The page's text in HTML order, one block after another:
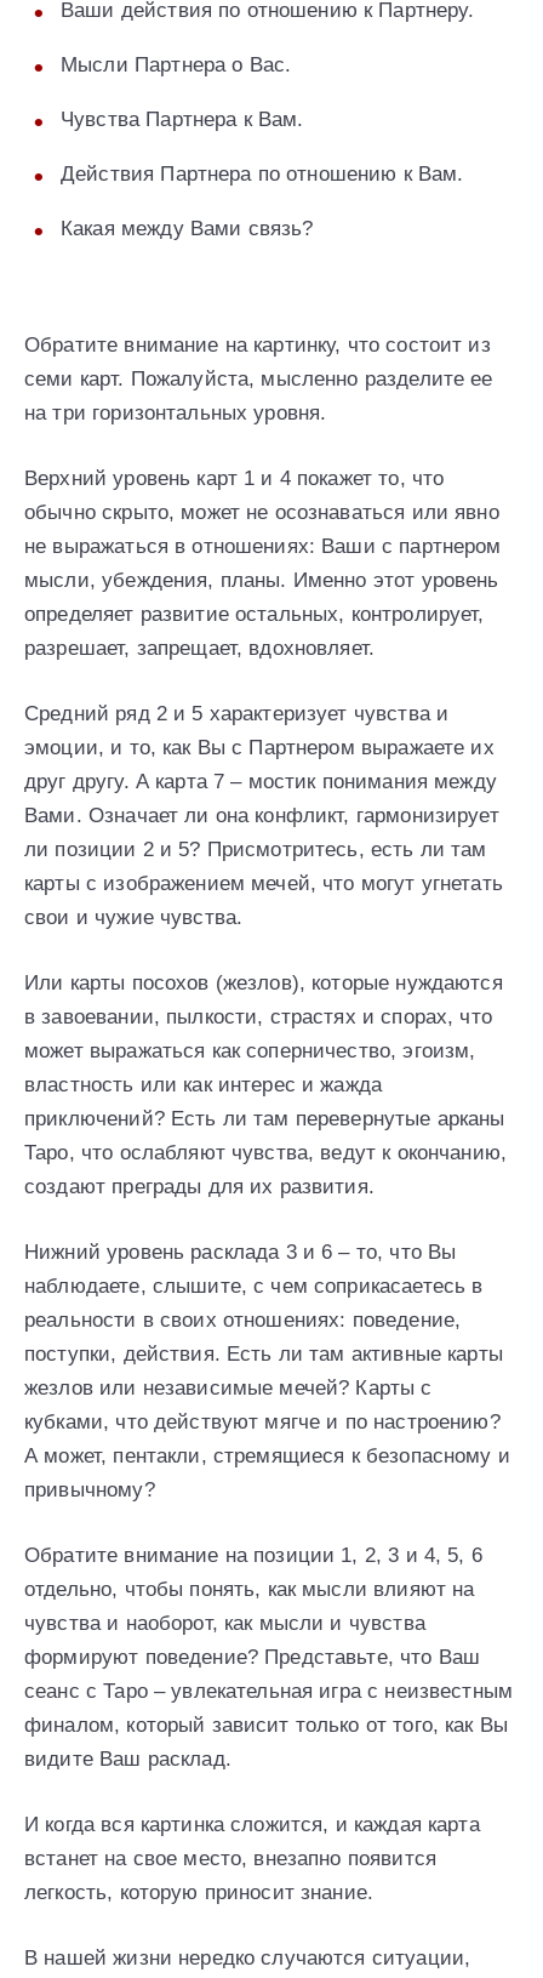
Ваши действия по отношению к Партнеру.
Мысли Партнера о Вас.
Чувства Партнера к Вам.
Действия Партнера по отношению к Вам.
Какая между Вами связь?
Обратите внимание на картинку, что состоит из
семи карт. Пожалуйста, мысленно разделите ее
на три горизонтальных уровня.
Верхний уровень карт 1 и 4 покажет то, что
обычно скрыто, может не осознаваться или явно
не выражаться в отношениях: Ваши с партнером
мысли, убеждения, планы. Именно этот уровень
определяет развитие остальных, контролирует,
разрешает, запрещает, вдохновляет.
Средний ряд 2 и 5 характеризует чувства и
эмоции, и то, как Вы с Партнером выражаете их
друг другу. А карта 7 – мостик понимания между
Вами. Означает ли она конфликт, гармонизирует
ли позиции 2 и 5? Присмотритесь, есть ли там
карты с изображением мечей, что могут угнетать
свои и чужие чувства.
Или карты посохов (жезлов), которые нуждаются
в завоевании, пылкости, страстях и спорах, что
может выражаться как соперничество, эгоизм,
властность или как интерес и жажда
приключений? Есть ли там перевернутые арканы
Таро, что ослабляют чувства, ведут к окончанию,
создают преграды для их развития.
Нижний уровень расклада 3 и 6 – то, что Вы
наблюдаете, слышите, с чем соприкасаетесь в
реальности в своих отношениях: поведение,
поступки, действия. Есть ли там активные карты
жезлов или независимые мечей? Карты с
кубками, что действуют мягче и по настроению?
А может, пентакли, стремящиеся к безопасному и
привычному?
Обратите внимание на позиции 1, 2, 3 и 4, 5, 6
отдельно, чтобы понять, как мысли влияют на
чувства и наоборот, как мысли и чувства
формируют поведение? Представьте, что Ваш
сеанс с Таро – увлекательная игра с неизвестным
финалом, который зависит только от того, как Вы
видите Ваш расклад.
И когда вся картинка сложится, и каждая карта
встанет на свое место, внезапно появится
легкость, которую приносит знание.
В нашей жизни нередко случаются ситуации,